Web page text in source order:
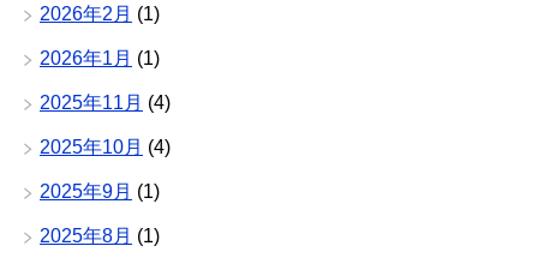
2026年2月 (1)
2026年1月 (1)
2025年11月 (4)
2025年10月 (4)
2025年9月 (1)
2025年8月 (1)